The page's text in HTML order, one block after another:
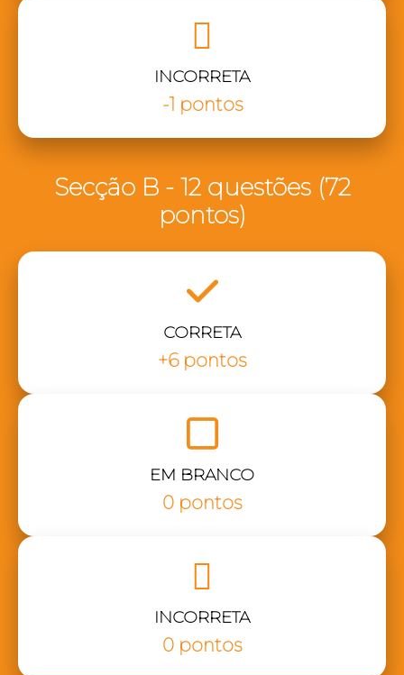
INCORRETA
-1 pontos
Secção B - 12 questões (72
pontos)
CORRETA
+6 pontos
EM BRANCO
0 pontos
INCORRETA
0 pontos